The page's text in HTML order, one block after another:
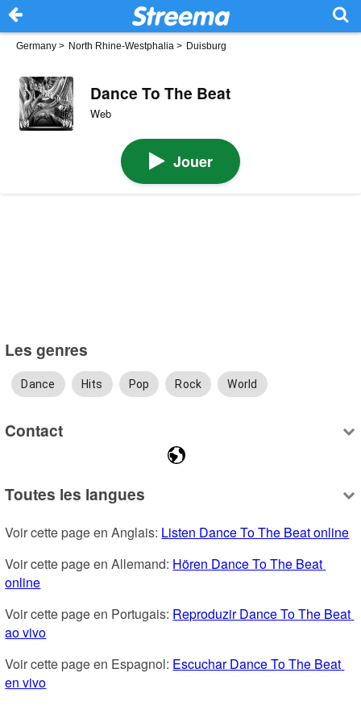
Germany > North Rhine-Westphalia > Duisburg
Dance To The Beat
Web
Jouer
Les genres
Dance Hits Pop Rock World
Contact
Toutes les langues
Voir cette page en Anglais: Listen Dance To The Beat online
Voir cette page en Allemand: Hören Dance To The Beat
online
Voir cette page en Portugais: Reproduzir Dance To The Beat
ao vivo
Voir cette page en Espagnol: Escuchar Dance To The Beat
en vivo